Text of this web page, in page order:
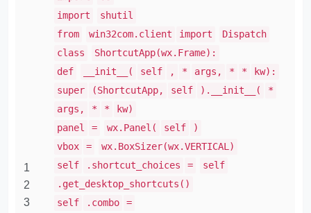
1
2
3
import
shutil
from
win32com.client import
Dispatch
class
ShortcutApp(wx.Frame):
def
__init__( self , * args, * *
kw):
super
(ShortcutApp, self ).__init__(
*
args,
* *
kw)
panel
= wx.Panel( self
)
vbox
=
wx.BoxSizer(wx.VERTICAL)
self
.shortcut_choices =
self
.get_desktop_shortcuts()
self
.combo
=